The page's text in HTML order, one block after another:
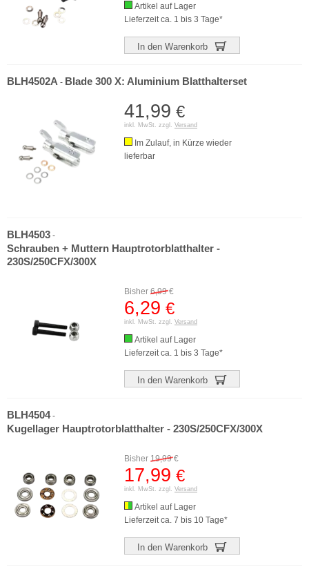
Artikel auf Lager
Lieferzeit ca. 1 bis 3 Tage*
In den Warenkorb
BLH4502A - Blade 300 X: Aluminium Blatthalterset
41,99 €
inkl. MwSt. zzgl. Versand
Im Zulauf, in Kürze wieder
lieferbar
BLH4503 -
Schrauben + Muttern Hauptrotorblatthalter -
230S/250CFX/300X
Bisher 6,99€
6,29 €
inkl. MwSt. zzgl. Versand
Artikel auf Lager
Lieferzeit ca. 1 bis 3 Tage*
In den Warenkorb
BLH4504-
Kugellager Hauptrotorblatthalter - 230S/250CFX/300X
Bisher 19,99€
17,99 €
inkl. MwSt. zzgl. Versand
Artikel auf Lager
Lieferzeit ca. 7 bis 10 Tage*
In den Warenkorb